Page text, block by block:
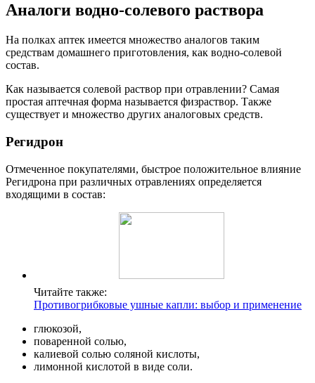
Аналоги водно-солевого раствора
На полках аптек имеется множество аналогов таким
средствам домашнего приготовления, как водно-солевой
состав.
Как называется солевой раствор при отравлении? Самая
простая аптечная форма называется физраствор. Также
существует и множество других аналоговых средств.
Регидрон
Отмеченное покупателями, быстрое положительное влияние
Регидрона при различных отравлениях определяется
входящими в состав:
Читайте также:
Противогрибковые ушные капли: выбор и применение
глюкозой,
поваренной солью,
калиевой солью соляной кислоты,
лимонной кислотой в виде соли.